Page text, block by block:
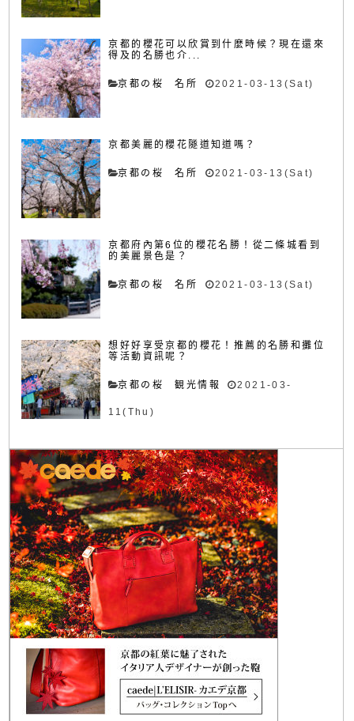
京都的櫻花可以欣賞到什麼時候？現在還來
得及的名勝也介...
京都の桜 名所 2021-03-13(Sat)
京都美麗的櫻花隧道知道嗎？
京都の桜 名所 2021-03-13(Sat)
京都府內第6位的櫻花名勝！從二條城看到
的美麗景色是？
京都の桜 名所 2021-03-13(Sat)
想好好享受京都的櫻花！推薦的名勝和攤位
等活動資訊呢？
京都の桜 観光情報 2021-03-
11(Thu)